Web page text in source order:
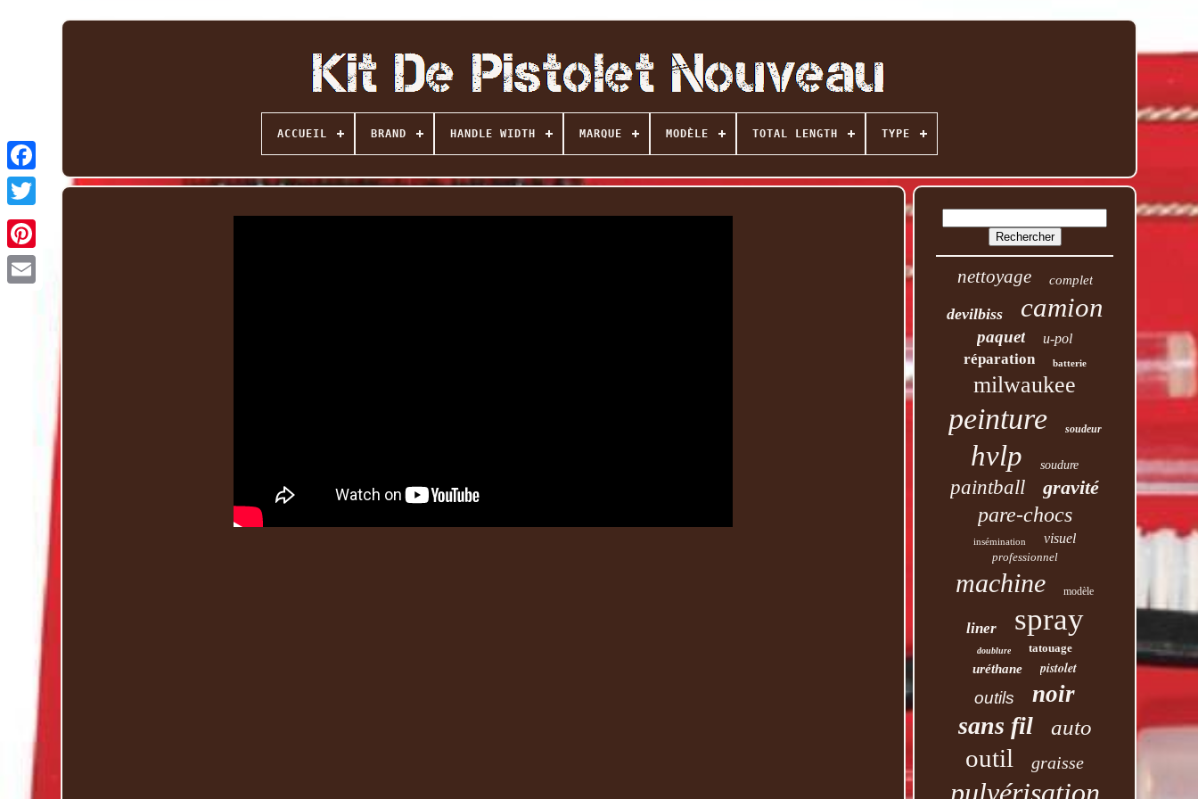
Facebook
Twitter
ACCUEIL BRAND HANDLE WIDTH MARQUE MODÈLE TOTAL LENGTH TYPE
nettoyage complet
devilbiss camion
paquet u-pol
réparation batterie
milwaukee
peinture soudeur
hvlp soudure
paintball gravité
pare-chocs
insémination visuel
professionnel
machine modèle
liner spray
doublure tatouage
uréthane pistolet
outils noir
sans fil auto
outil graisse